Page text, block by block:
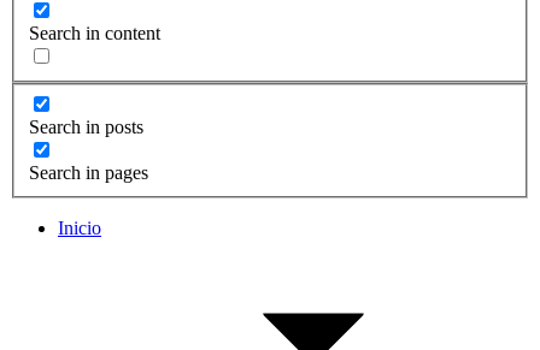
Search in content
Search in posts
Search in pages
Inicio